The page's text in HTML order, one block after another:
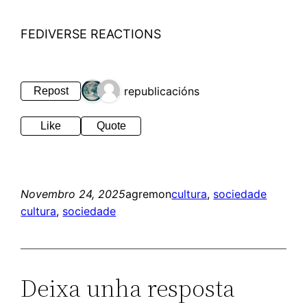
FEDIVERSE REACTIONS
Repost 2 republicacións
Like Quote
Novembro 24, 2025agremoncultura, sociedade
cultura, sociedade
Deixa unha resposta